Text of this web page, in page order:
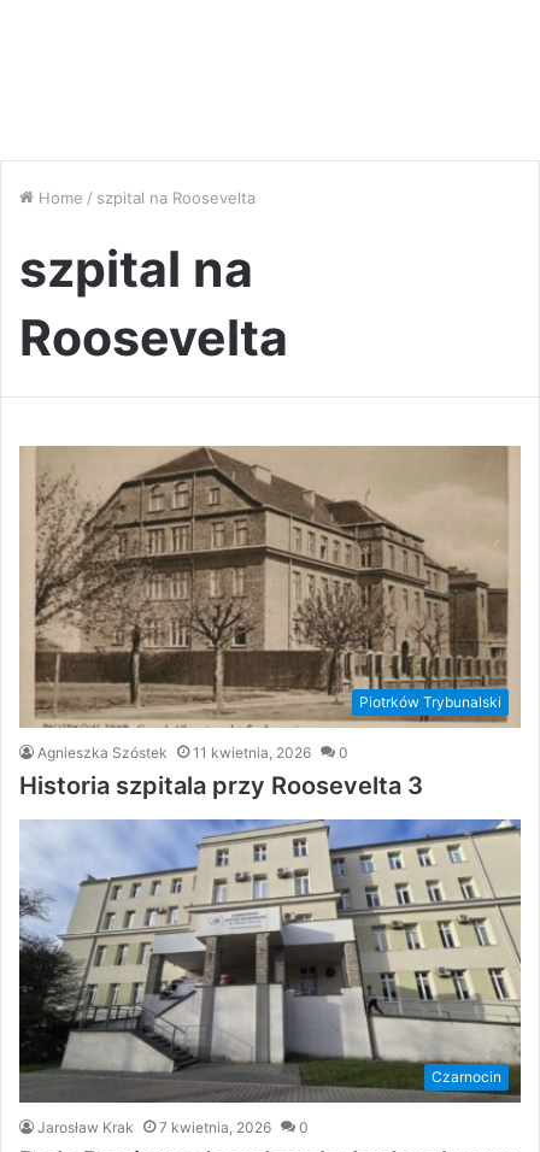
Home / szpital na Roosevelta
szpital na
Roosevelta
Piotrków Trybunalski
Agnieszka Szóstek 11 kwietnia, 2026 0
Historia szpitala przy Roosevelta 3
Czarnocin
Jarosław Krak 7 kwietnia, 2026 0